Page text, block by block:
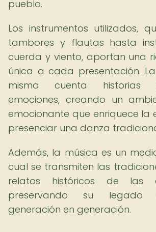
pueblo.
Los instrumentos utilizados,
tambores y flautas hasta
cuerda y viento, aportan una
única a cada presentación.
misma cuenta historias
emociones, creando un
emocionante que enriquece la
presenciar una danza
Además, la música es un
cual se transmiten las
relatos históricos de las
preservando su legado
generación en generación.